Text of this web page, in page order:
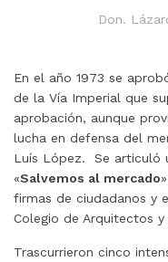
Don.
En el año 1973 se
de la Vía Imperial que
aprobación, aunque
lucha en defensa del
Luís López. Se articuló
«Salvemos al mercado
firmas de ciudadanos y
Colegio de Arquitectos
Trascurrieron cinco